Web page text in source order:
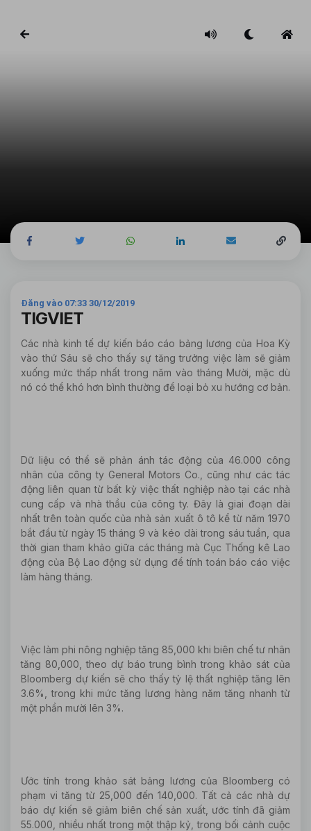
Đăng vào 07:33 30/12/2019
TIGVIET
Các nhà kinh tế dự kiến báo cáo bảng lương của Hoa Kỳ
vào thứ Sáu sẽ cho thấy sự tăng trưởng việc làm sẽ giảm
xuống mức thấp nhất trong năm vào tháng Mười, mặc dù
nó có thể khó hơn bình thường để loại bỏ xu hướng cơ bản.
Dữ liệu có thể sẽ phản ánh tác động của 46.000 công
nhân của công ty General Motors Co., cũng như các tác
động liên quan từ bất kỳ việc thất nghiệp nào tại các nhà
cung cấp và nhà thầu của công ty. Đây là giai đoạn dài
nhất trên toàn quốc của nhà sản xuất ô tô kể từ năm 1970
bắt đầu từ ngày 15 tháng 9 và kéo dài trong sáu tuần, qua
thời gian tham khảo giữa các tháng mà Cục Thống kê Lao
động của Bộ Lao động sử dụng để tính toán báo cáo việc
làm hàng tháng.
Việc làm phi nông nghiệp tăng 85,000 khi biên chế tư nhân
tăng 80,000, theo dự báo trung bình trong khảo sát của
Bloomberg dự kiến sẽ cho thấy tỷ lệ thất nghiệp tăng lên
3.6%, trong khi mức tăng lương hàng năm tăng nhanh từ
một phần mười lên 3%.
Ước tính trong khảo sát bảng lương của Bloomberg có
phạm vi tăng từ 25,000 đến 140,000. Tất cả các nhà dự
báo dự kiến sẽ giảm biên chế sản xuất, ước tính đã giảm
55.000, nhiều nhất trong một thập kỷ, trong bối cảnh cuộc